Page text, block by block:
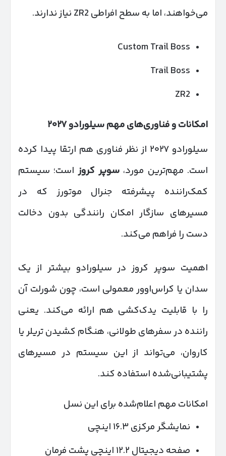
می‌خواهند، اما به سطح افراطی ZR2 نیاز ندارند.
Custom Trail Boss
Trail Boss
ZR2
امکانات و فناوری‌های مهم سیلورادو۲۰۲۷
سیلورادو ۲۰۲۷ از نظر فناوری هم ارتقا پیدا کرده
است. مهم‌ترین مورد، سوپر کروزاست؛ سیستم
کمک‌راننده پیشرفته جنرال موتورز که در
مسیرهای سازگار امکان رانندگی بدون دخالت
دست را فراهم می‌کند.
اهمیت سوپر کروز در سیلورادو بیشتر از یک
سدان یا کراس‌اوور معمولی است، چون شورلت آن
را با قابلیت یدک‌کشی هم ارائه می‌کند. یعنی
راننده در سفرهای طولانی، هنگام کشیدن تریلر یا
کاروان، می‌تواند از این سیستم در مسیرهای
پشتیبانی‌شده استفاده کند.
امکانات مهم اعلام‌شده برای این نسل
نمایشگر مرکزی ۱۶.۳ اینچی
صفحه دیجیتال ۱۲.۲ اینچی پشت فرمان